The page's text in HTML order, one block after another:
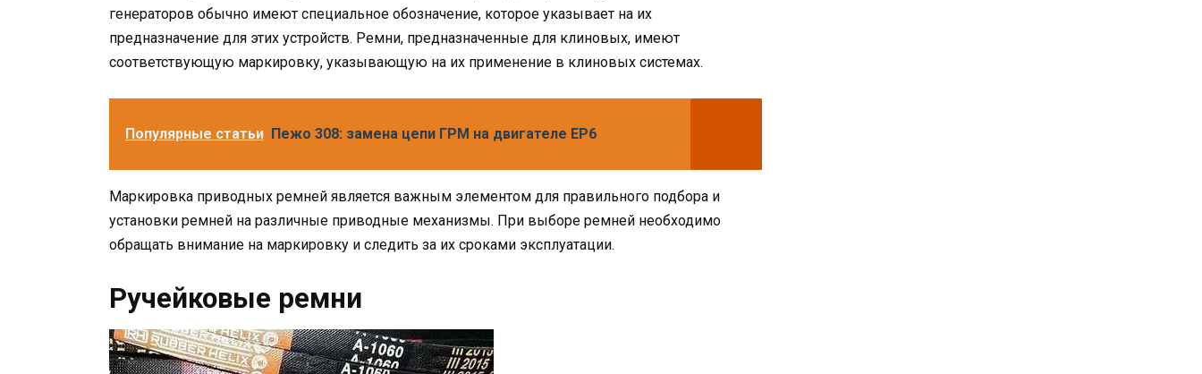
генераторов обычно имеют специальное обозначение, которое указывает на их
предназначение для этих устройств. Ремни, предназначенные для клиновых, имеют
соответствующую маркировку, указывающую на их применение в клиновых системах.
Популярные статьи Пежо 308: замена цепи ГРМ на двигателе EP6
Маркировка приводных ремней является важным элементом для правильного подбора и
установки ремней на различные приводные механизмы. При выборе ремней необходимо
обращать внимание на маркировку и следить за их сроками эксплуатации.
Ручейковые ремни